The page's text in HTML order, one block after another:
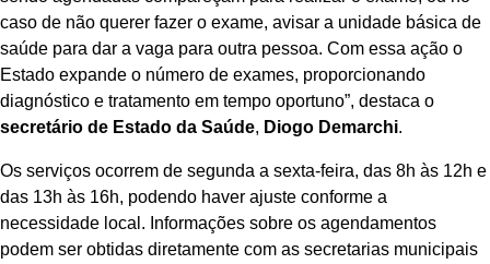
caso de não querer fazer o exame, avisar a unidade básica de
saúde para dar a vaga para outra pessoa. Com essa ação o
Estado expande o número de exames, proporcionando
diagnóstico e tratamento em tempo oportuno”, destaca o
secretário de Estado da Saúde, Diogo Demarchi.
Os serviços ocorrem de segunda a sexta-feira, das 8h às 12h e
das 13h às 16h, podendo haver ajuste conforme a
necessidade local. Informações sobre os agendamentos
podem ser obtidas diretamente com as secretarias municipais